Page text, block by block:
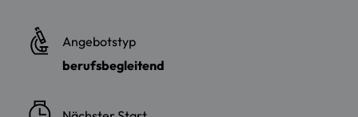
Angebotstyp
berufsbegleitend